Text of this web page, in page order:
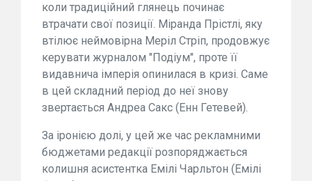
коли традиційний глянець починає
втрачати свої позиції. Міранда Прістлі, яку
втілює неймовірна Меріл Стріп, продовжує
керувати журналом "Подіум", проте її
видавнича імперія опинилася в кризі. Саме
в цей складний період до неї знову
звертається Андреа Сакс (Енн Гетевей).
За іронією долі, у цей же час рекламними
бюджетами редакції розпоряджається
колишня асистентка Емілі Чарльтон (Емілі